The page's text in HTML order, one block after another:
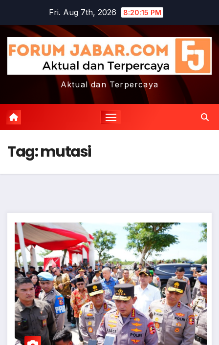
content
Fri. Aug 7th, 2026 8:20:16 PM
Aktual dan Terpercaya
Tag:mutasi